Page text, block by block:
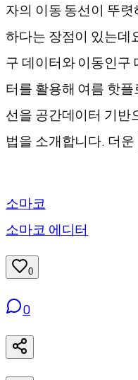
자의 이동 동선이 뚜
하다는 장점이 있는데
구 데이터와 이동인구
터를 활용해 여름 핫
선을 공간데이터 기반
법을 소개합니다.​​ ​더
소마코
소마코 에디터
0
0